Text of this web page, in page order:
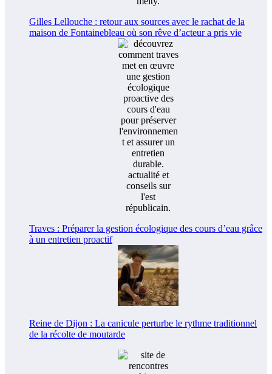
Gilles Lellouche : retour aux sources avec le rachat de la
maison de Fontainebleau où son rêve d’acteur a pris vie
Traves : Préparer la gestion écologique des cours d’eau grâce
à un entretien proactif
Reine de Dijon : La canicule perturbe le rythme traditionnel
de la récolte de moutarde